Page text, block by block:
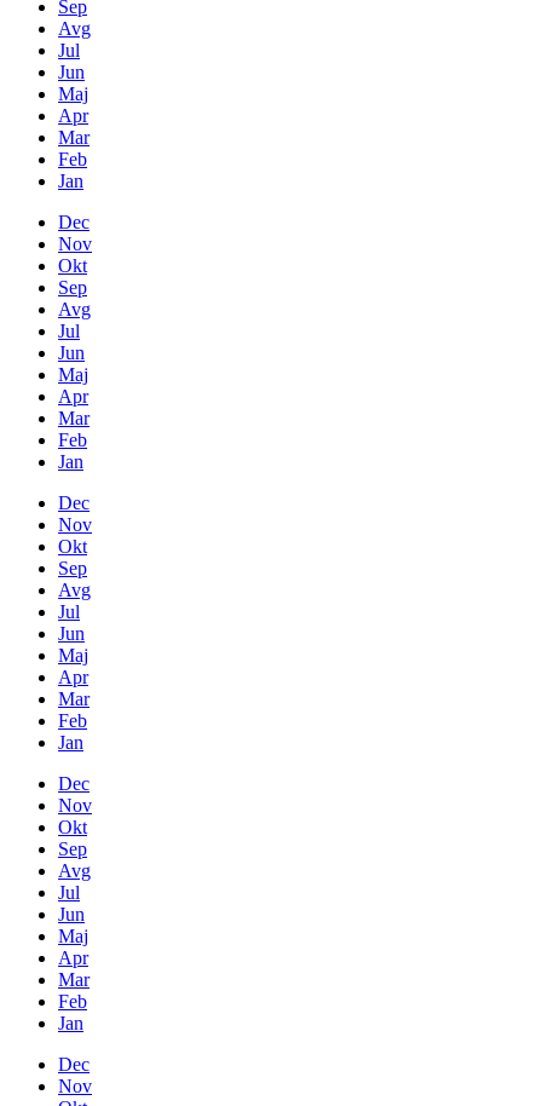
Sep
Avg
Jul
Jun
Maj
Apr
Mar
Feb
Jan
Dec
Nov
Okt
Sep
Avg
Jul
Jun
Maj
Apr
Mar
Feb
Jan
Dec
Nov
Okt
Sep
Avg
Jul
Jun
Maj
Apr
Mar
Feb
Jan
Dec
Nov
Okt
Sep
Avg
Jul
Jun
Maj
Apr
Mar
Feb
Jan
Dec
Nov